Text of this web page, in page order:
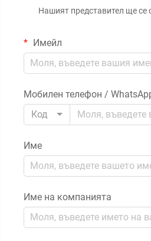
Нашият представител ще се
Имейл
Мобилен телефон /
Код
Име
Име на компанията